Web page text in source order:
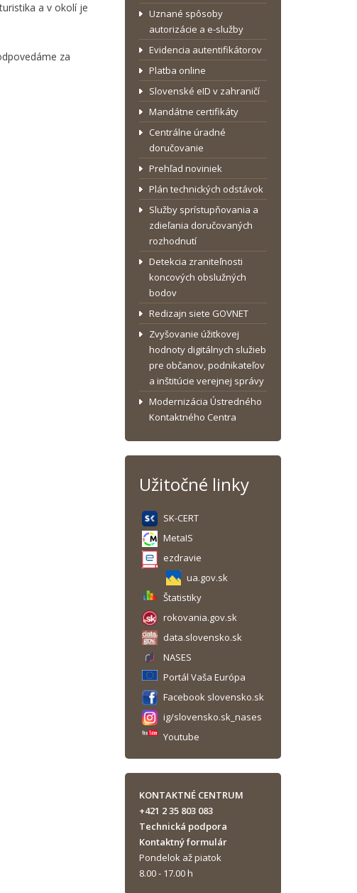
a v okolí je
za
Uznané spôsoby
autorizácie a e-služby
Evidencia autentifikátorov
Platba online
Slovenské eID v zahraničí
Mandátne certifikáty
Centrálne úradné
doručovanie
Prehľad noviniek
Plán technických odstávok
Služby sprístupňovania a
zdieľania doručovaných
rozhodnutí
Detekcia zraniteľnosti
koncových obslužných
bodov
Redizajn siete GOVNET
Zvyšovanie úžitkovej
hodnoty digitálnych služieb
pre občanov, podnikateľov
a inštitúcie verejnej správy
Modernizácia Ústredného
Kontaktného Centra
Užitočné linky
SK-CERT
MetaIS
ezdravie
ua.gov.sk
Štatistiky
rokovania.gov.sk
data.slovensko.sk
NASES
Portál Vaša Európa
Facebook slovensko.sk
ig/slovensko.sk_nases
Youtube
KONTAKTNÉ CENTRUM
+421 2 35 803 083
Technická podpora
Kontaktný formulár
Pondelok až piatok
8.00 - 17.00 h